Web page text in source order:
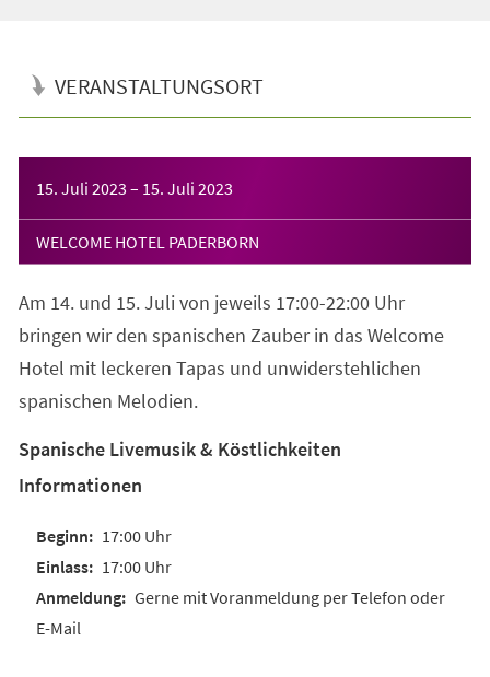
VERANSTALTUNGSORT
15. Juli 2023 – 15. Juli 2023
WELCOME HOTEL PADERBORN
Am 14. und 15. Juli von jeweils 17:00-22:00 Uhr
bringen wir den spanischen Zauber in das Welcome
Hotel mit leckeren Tapas und unwiderstehlichen
spanischen Melodien.
Spanische Livemusik & Köstlichkeiten
Informationen
17:00 Uhr
17:00 Uhr
Gerne mit Voranmeldung per Telefon oder
E-Mail